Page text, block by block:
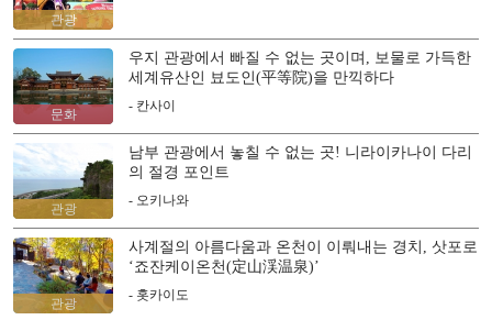
관광
문화
우지 관광에서 빠질 수 없는 곳이며, 보물로 가득한
세계유산인 뵤도인(平等院)을 만끽하다
- 칸사이
관광
남부 관광에서 놓칠 수 없는 곳! 니라이카나이 다리
의 절경 포인트
- 오키나와
관광
사계절의 아름다움과 온천이 이뤄내는 경치, 삿포로
‘죠잔케이온천(定山渓温泉)’
- 홋카이도